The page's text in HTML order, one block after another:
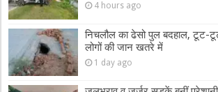
4 hours ago
निचलौल का ढेसो पुल बदहाल, टूट-
लोगों की जान खतरे में
1 day ago